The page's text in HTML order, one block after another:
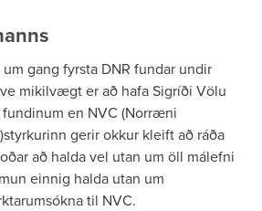
gang fyrsta DNR fundar undir
mikilvægt er að hafa Sigríði Völu
fundinum en NVC (Norræni
gerir okkur kleift að ráða
að halda vel utan um öll málefni
einnig halda utan um
til NVC.